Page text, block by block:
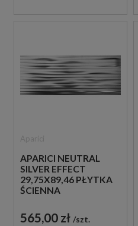
APARICI NEUTRAL
SILVER EFFECT
29,75X89,46 PŁYTKA
ŚCIENNA
565,00 zł szt.